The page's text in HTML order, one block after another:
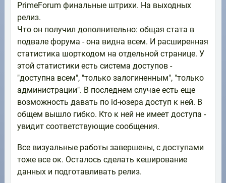
PrimeForum финальные штрихи. На выходных
релиз.
Что он получил дополнительно: общая стата в
подвале форума - она видна всем. И расширенная
статистика шорткодом на отдельной странице. У
этой статистики есть система доступов -
"доступна всем", "только залогиненным", "только
администрации". В последнем случае есть еще
возможность давать по id-юзера доступ к ней. В
общем вышло гибко. Кто к ней не имеет доступа -
увидит соответствующие сообщения.
Все визуальные работы завершены, с доступами
тоже все ок. Осталось сделать кеширование
данных и подготавливать релиз.